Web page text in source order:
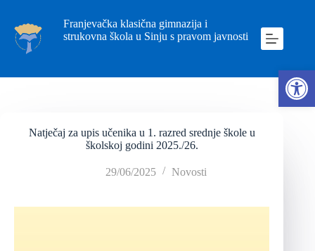
Franjevačka klasična gimnazija i
strukovna škola u Sinju s pravom javnosti
Natječaj za upis učenika u 1. razred srednje škole u
školskoj godini 2025./26.
29/06/2025 Novosti